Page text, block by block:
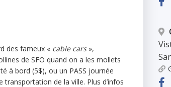
des fameux « cable cars»,
de SFO quand on a les mollets
à bord (5$), ou un PASS journée
de la ville. Plus d’infos